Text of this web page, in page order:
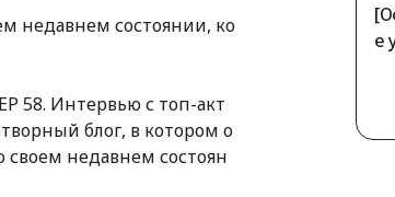
недавнем состоянии, ко
58. Интервью с топ-акт
блог, в котором о
своем недавнем состоян
е
е